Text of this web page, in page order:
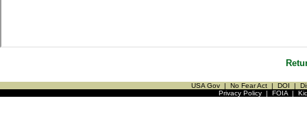
USA Gov | No Fear Act | DOI |
Privacy Policy| FOIA|